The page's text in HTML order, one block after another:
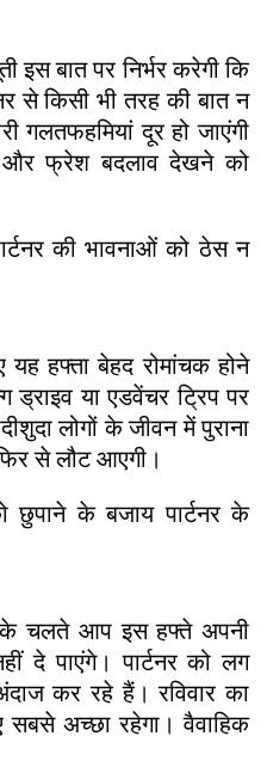
बात पर निर्भर करेगी कि
से किसी भी तरह की बात न
गलतफहमियां दूर हो जाएंगी
फ्रेश बदलाव देखने को
की भावनाओं को ठेस न
हफ्ता बेहद रोमांचक होने
ड्राइव या एडवेंचर ट्रिप पर
लोगों के जीवन में पुराना
से लौट आएगी।
छुपाने के बजाय पार्टनर के
चलते आप इस हफ्ते अपनी
दे पाएंगे। पार्टनर को लग
कर रहे हैं। रविवार का
सबसे अच्छा रहेगा। वैवाहिक